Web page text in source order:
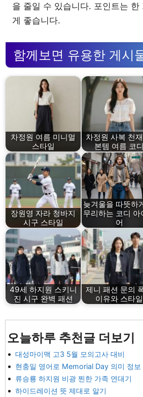
을 줄일 수 있습니다. 포인트는 한
게 좋습니다.
함께보면 유용한 게시
차정원 여름 미니멀
스타일
차정원 사복 천
본템 여름 코디
장원영 자라 청바지
시구 스타일
늦겨울을 따뜻하
무리하는 코디 아
어
49세 하지원 스키니
진 시구 완벽 패션
제니 패션 문의
이유와 스타일
오늘하루 추천글 더보기
대성마이맥 고3 5월 모의고사 대비
현충일 영어로 Memorial Day 의미 정보
류승룡 하지원 비광 찐한 가족 연대기
하이드레이션 뜻 제대로 알기